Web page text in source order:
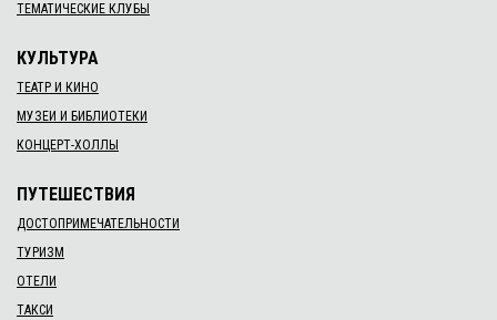
ТЕМАТИЧЕСКИЕ КЛУБЫ
КУЛЬТУРА
ТЕАТР И КИНО
МУЗЕИ И БИБЛИОТЕКИ
КОНЦЕРТ-ХОЛЛЫ
ПУТЕШЕСТВИЯ
ДОСТОПРИМЕЧАТЕЛЬНОСТИ
ТУРИЗМ
ОТЕЛИ
ТАКСИ